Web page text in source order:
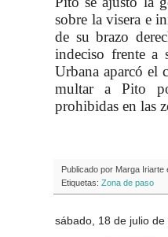
sobre la visera e
de su brazo
indeciso frente a
Urbana aparcó el
multar a Pito
prohibidas en las
Publicado por Marga Iriarte
Etiquetas: Zona de paso
sábado, 18 de julio de